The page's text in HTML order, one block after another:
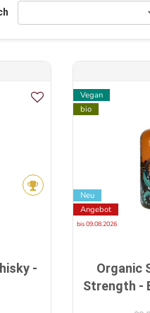
-
Vegan
bio
Neu
Angebot
bis 09.08.2026
Organic
Strength -